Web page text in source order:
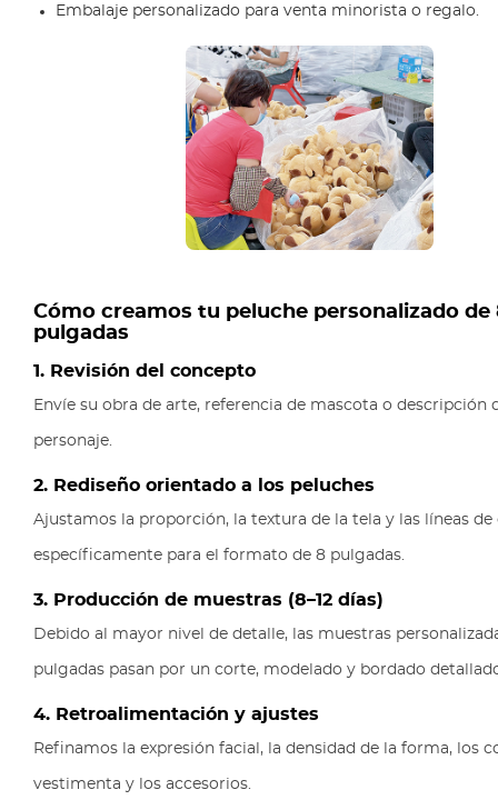
Embalaje personalizado para venta minorista o regalo.
Cómo creamos tu peluche personalizado de
pulgadas
1. Revisión del concepto
Envíe su obra de arte, referencia de mascota o descripción
personaje.
2. Rediseño orientado a los peluches
Ajustamos la proporción, la textura de la tela y las líneas de
específicamente para el formato de 8 pulgadas.
3. Producción de muestras (8–12 días)
Debido al mayor nivel de detalle, las muestras
pulgadas pasan por un corte, modelado y bordado
4. Retroalimentación y ajustes
Refinamos la expresión facial, la densidad de la forma, los
vestimenta y los accesorios.